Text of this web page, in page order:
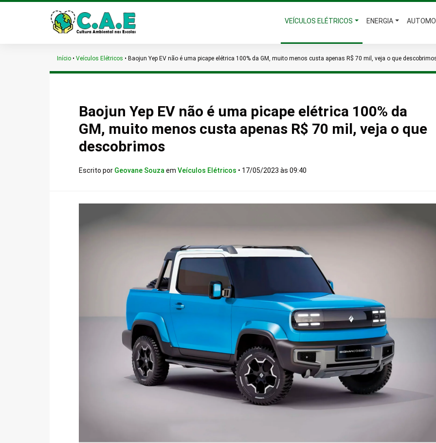
VEÍCULOS ELÉTRICOS ENERGIA
Início • Veículos Elétricos • Baojun Yep EV não é uma picape elétrica 100% da GM, muito menos custa apenas R$ 70 mil, veja o que
Baojun Yep EV não é uma picape elétrica 100% da
GM, muito menos custa apenas R$ 70 mil, veja o que
descobrimos
Escrito por Geovane Souza em Veículos Elétricos • 17/05/2023 às 09:40